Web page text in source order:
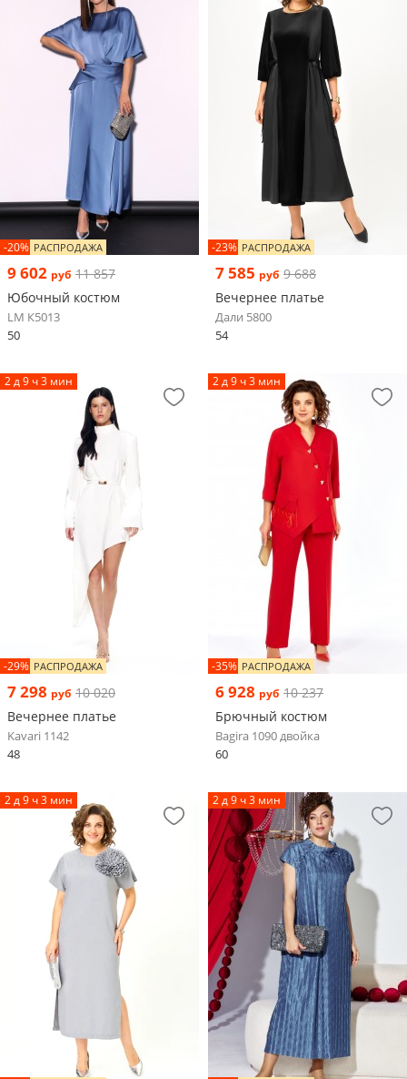
-20% РАСПРОДАЖА
9 602 руб 11 857
Юбочный костюм
LM К5013
50
-23% РАСПРОДАЖА
7 585 руб 9 688
Вечернее платье
Дали 5800
54
2 д 9 ч 3 мин
-29% РАСПРОДАЖА
7 298 руб 10 020
Вечернее платье
Kavari 1142
48
2 д 9 ч 3 мин
-35% РАСПРОДАЖА
6 928 руб 10 237
Брючный костюм
Bagira 1090 двойка
60
2 д 9 ч 3 мин 2 д 9 ч 3 мин